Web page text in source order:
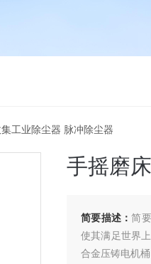
工业除尘器 脉冲除尘器
手摇磨
简要描述：简
使其满足世界
合金压铸电机